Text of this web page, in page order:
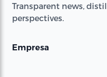
Transparent news,
perspectives.
Empresa